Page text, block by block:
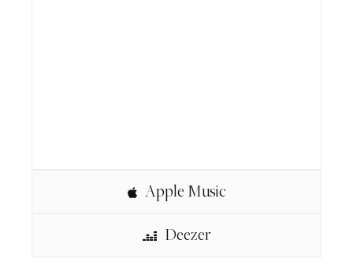
Apple Music
Deezer